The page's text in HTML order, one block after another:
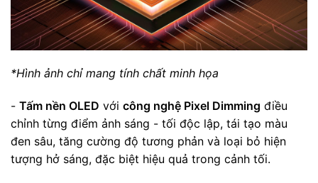
*Hình ảnh chỉ mang tính chất minh họa
- Tấm nền OLED với công nghệ Pixel Dimming điều
chỉnh từng điểm ảnh sáng - tối độc lập, tái tạo màu
đen sâu, tăng cường độ tương phản và loại bỏ hiện
tượng hở sáng, đặc biệt hiệu quả trong cảnh tối.